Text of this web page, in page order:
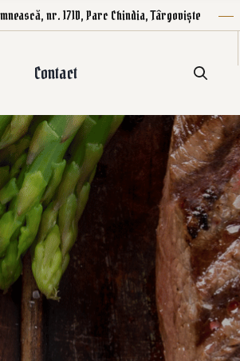
nr. 171D, Parc Chindia, Târgoviște
Contact